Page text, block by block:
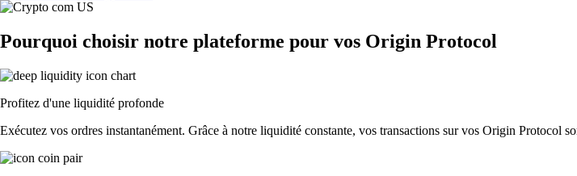
Pourquoi choisir notre plateforme pour vos Origin Protocol
Profitez d'une liquidité profonde
Exécutez vos ordres instantanément. Grâce à notre liquidité constante, vos transactions sur vos Origin Protocol